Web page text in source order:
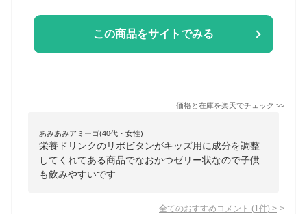
この商品をサイトでみる
価格と在庫を楽天でチェック >>
あみあみアミーゴ(40代・女性)
栄養ドリンクのリボビタンがキッズ用に成分を調整
してくれてある商品でなおかつゼリー状なので子供
も飲みやすいです
全てのおすすめコメント (1 件) >